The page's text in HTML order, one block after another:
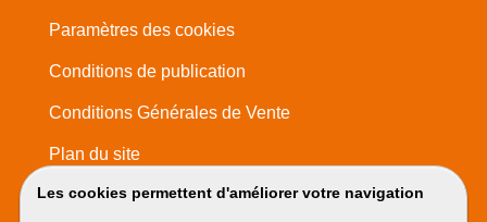
Les cookies permettent d'améliorer votre navigation
Paramètres des cookies
Conditions de publication
Conditions Générales de Vente
Plan du site